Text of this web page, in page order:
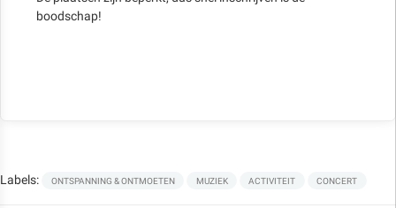
boodschap!
Labels: ONTSPANNING & ONTMOETEN MUZIEK ACTIVITEIT CONCERT